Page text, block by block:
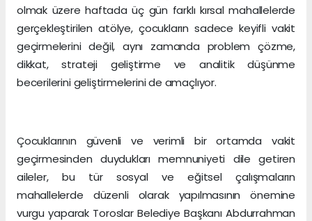
olmak üzere haftada üç gün farklı kırsal mahallelerde
gerçekleştirilen atölye, çocukların sadece keyifli vakit
geçirmelerini değil, aynı zamanda problem çözme,
dikkat, strateji geliştirme ve analitik düşünme
becerilerini geliştirmelerini de amaçlıyor.
Çocuklarının güvenli ve verimli bir ortamda vakit
geçirmesinden duydukları memnuniyeti dile getiren
aileler, bu tür sosyal ve eğitsel çalışmaların
mahallelerde düzenli olarak yapılmasının önemine
vurgu yaparak Toroslar Belediye Başkanı Abdurrahman